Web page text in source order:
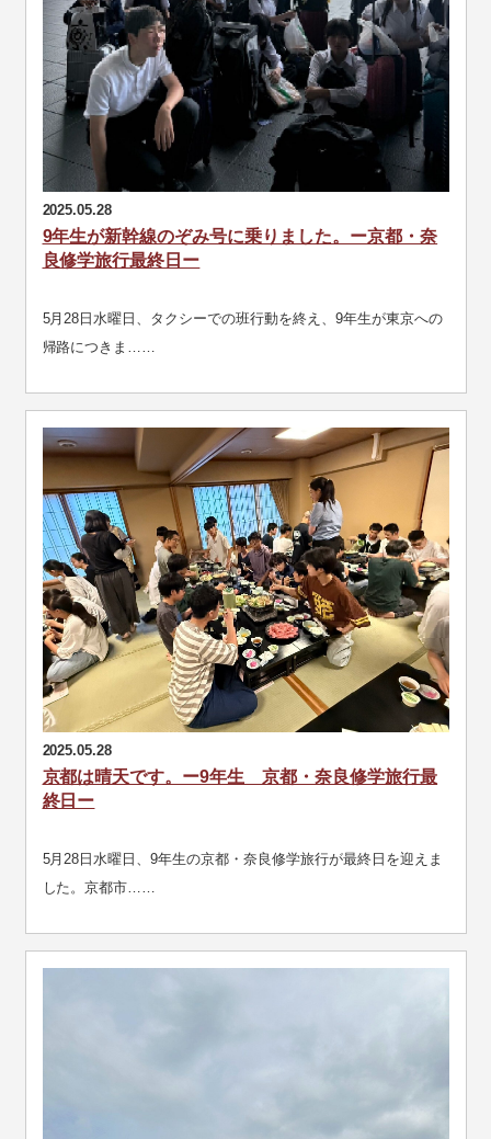
2025.05.28
9年生が新幹線のぞみ号に乗りました。ー京都・奈
良修学旅行最終日ー
5月28日水曜日、タクシーでの班行動を終え、9年生が東京への
帰路につきま……
2025.05.28
京都は晴天です。ー9年生 京都・奈良修学旅行最
終日ー
5月28日水曜日、9年生の京都・奈良修学旅行が最終日を迎えま
した。京都市……